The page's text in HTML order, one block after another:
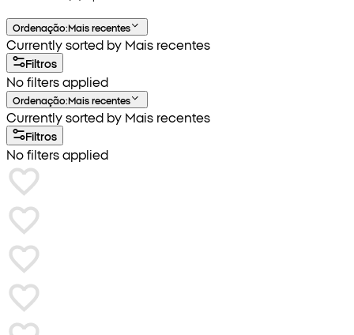
Ordenação:Mais recentes
Currently sorted by Mais recentes
Filtros
No filters applied
Ordenação:Mais recentes
Currently sorted by Mais recentes
Filtros
No filters applied